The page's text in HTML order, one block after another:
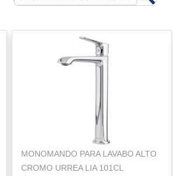
MONOMANDO PARA LAVABO ALTO
CROMO URREA LIA 101CL